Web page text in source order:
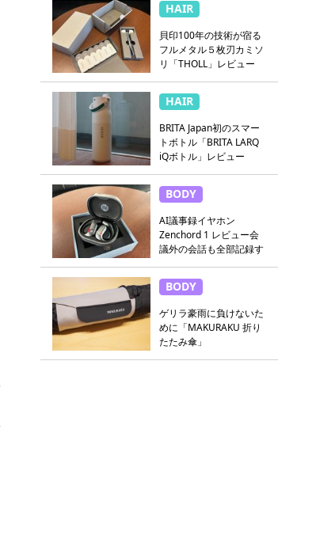
HAIR
貝印100年の技術が宿る
フルメタル５枚刃カミソ
リ「THOLL」レビュー
HAIR
BRITA Japan初のスマー
トボトル「BRITA LARQ
iQボトル」レビュー
BODY
AI議事録イヤホン
Zenchord 1 レビュー会
議外の会話も全部記録す
BODY
ゲリラ豪雨に負けないた
めに「MAKURAKU 折り
たたみ傘」